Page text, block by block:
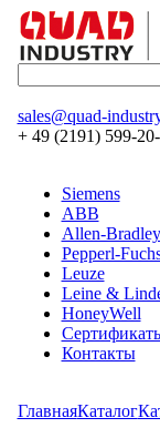
sales@quad-
+ 49 (2191) 599-
Siemens
ABB
Allen-Bradley
Pepperl-
Leuze
Leine &
HoneyWell
Контакты
ГлавнаяКаталог